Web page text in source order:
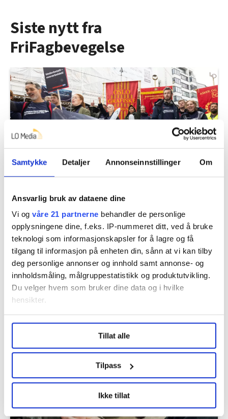
Samtykke Detaljer Annonseinnstillinger Om
Ansvarlig bruk av dataene dine
Vi og våre 21 partnerne behandler de personlige
opplysningene dine, f.eks. IP-nummeret ditt, ved å bruke
teknologi som informasjonskapsler for å lagre og få
tilgang til informasjon på enheten din, sånn at vi kan tilby
deg personlige annonser og innhold samt annonse- og
innholdsmåling, målgruppestatistikk og produktutvikling.
Du velger hvem som bruker dine data og i hvilke
hensikter.
Undermer infokan du lese om hvordan dine personlige
data behandles og hvordan du kan velge hvordan de skal
brukes. Du kan hele tiden endre eller trekke tilbake ditt
samtykke fra erklæringen om informasjonskapsler.
LO Medias publikasjoner frifagbevegelse.no, hk-nytt.no
og fontene.no bruker informasjonskapsler (cookies) for å
lære hvordan våre nettsider blir brukt slik at vi tilby
Tillat alle
Tilpass
Ikke tillat
Siste nytt fra
FriFagbevegelse
Anmeldte Felleskjøpet for ulovlig
søndagsåpent. Nå er saken henlagt